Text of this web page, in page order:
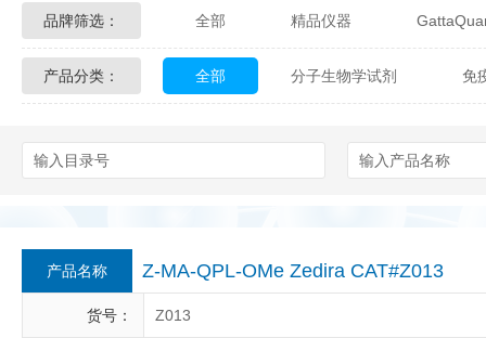
品牌筛选： 全部 精品仪器
Glycon Biochem Sterlitech
产品分类： 全部 分子生物学试剂 免
产品名称 Z-MA-QPL-OMe Zedira CAT#Z013
货号： Z013